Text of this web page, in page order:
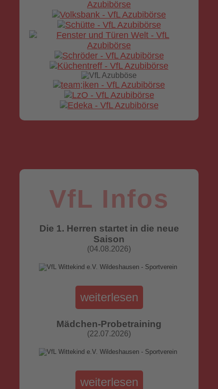
VfL Infos
Die 1. Herren startet in die neue
Saison
(04.08.2026)
weiterlesen
Mädchen-Probetraining
(22.07.2026)
weiterlesen